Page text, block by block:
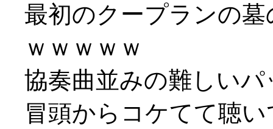
最初のクープランの
ｗｗｗｗｗ
協奏曲並みの難しい
冒頭からコケてて聴